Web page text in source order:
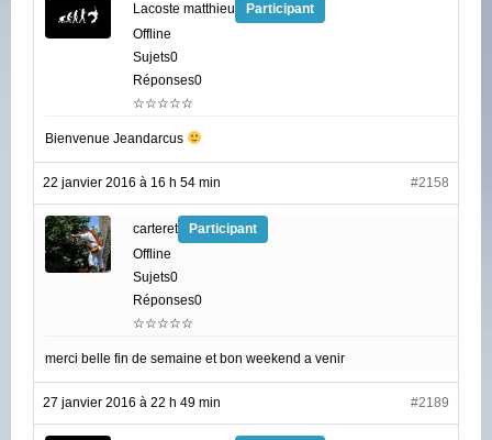
Lacoste matthieu
Participant
Offline
Sujets0
Réponses0
☆☆☆☆☆
Bienvenue Jeandarcus
22 janvier 2016 à 16 h 54 min #2158
carteret
Participant
Offline
Sujets0
Réponses0
☆☆☆☆☆
merci belle fin de semaine et bon weekend a venir
27 janvier 2016 à 22 h 49 min #2189